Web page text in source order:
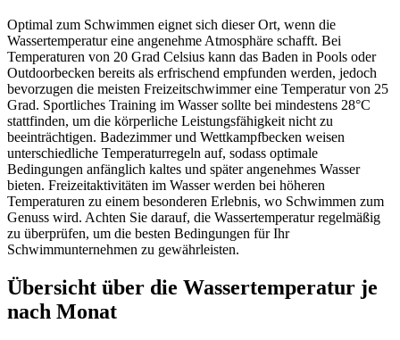
Optimal zum Schwimmen eignet sich dieser Ort, wenn die
Wassertemperatur eine angenehme Atmosphäre schafft. Bei
Temperaturen von 20 Grad Celsius kann das Baden in Pools oder
Outdoorbecken bereits als erfrischend empfunden werden, jedoch
bevorzugen die meisten Freizeitschwimmer eine Temperatur von 25
Grad. Sportliches Training im Wasser sollte bei mindestens 28°C
stattfinden, um die körperliche Leistungsfähigkeit nicht zu
beeinträchtigen. Badezimmer und Wettkampfbecken weisen
unterschiedliche Temperaturregeln auf, sodass optimale
Bedingungen anfänglich kaltes und später angenehmes Wasser
bieten. Freizeitaktivitäten im Wasser werden bei höheren
Temperaturen zu einem besonderen Erlebnis, wo Schwimmen zum
Genuss wird. Achten Sie darauf, die Wassertemperatur regelmäßig
zu überprüfen, um die besten Bedingungen für Ihr
Schwimmunternehmen zu gewährleisten.
Übersicht über die Wassertemperatur je
nach Monat